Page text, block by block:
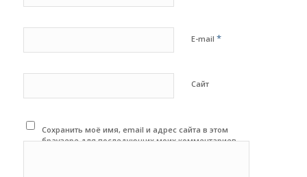
E-mail *
Сайт
Сохранить моё имя, email и адрес сайта в этом
браузере для последующих моих комментариев.